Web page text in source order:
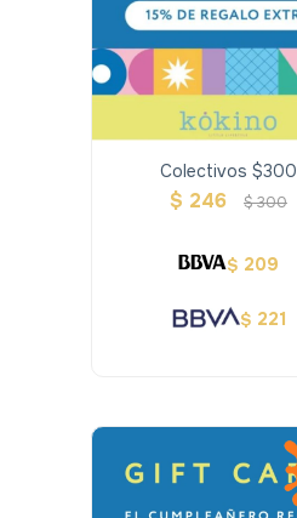
Colectivos $300
$ 246 $300
$ 209
$ 221